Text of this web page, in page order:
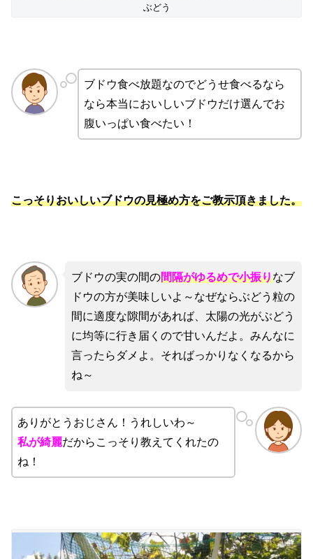
ぶどう
ブドウ食べ放題なのでどうせ食べるなら
なら本当においしいブドウだけ選んでお
腹いっぱい食べたい！
こっそりおいしいブドウの見極め方をご教示頂きました。
ブドウの実の間の間隔がゆるめで小振りなブ
ドウの方が美味しいよ～なぜならぶどう粒の
間に適度な隙間があれば、太陽の光がぶどう
に均等に行き届くので甘いんだよ。みんなに
言ったらダメよ。そればっかりなくなるから
ね～
ありがとうおじさん！うれしいわ～
私が綺麗だからこっそり教えてくれたの
ね！